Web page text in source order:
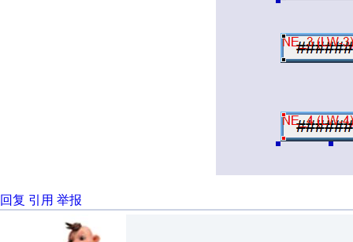
回复 引用 举报